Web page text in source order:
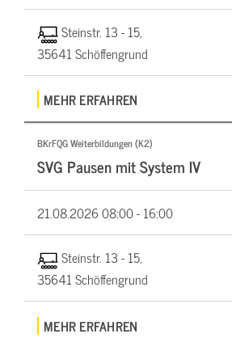
Steinstr. 13 - 15,
35641 Schöffengrund
MEHR ERFAHREN
BKrFQG Weiterbildungen (K2)
SVG Pausen mit System IV
21.08.202608:00 - 16:00
Steinstr. 13 - 15,
35641 Schöffengrund
MEHR ERFAHREN